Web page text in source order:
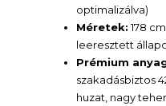
optimalizálva)
Méretek:178
leeresztett
Prémium
szakadásbiztos
huzat, nagy